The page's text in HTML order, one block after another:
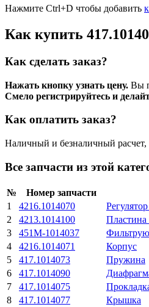
Нажмите Ctrl+D чтобы добавить
Как купить
Как сделать заказ?
Нажать кнопку узнать цену. Вы
Смело регистрируйтесь и
Как оплатить заказ?
Наличный и безналичный расчет,
Все запчасти из этой
№ Номер запчасти
1
4216.1014070
2
4213.1014100 Пластина
3
451М-1014037
4
4216.1014071 Корпус
5
417.1014073 Пружина
6
417.1014090
7
417.1014075
8
417.1014077 Крышка